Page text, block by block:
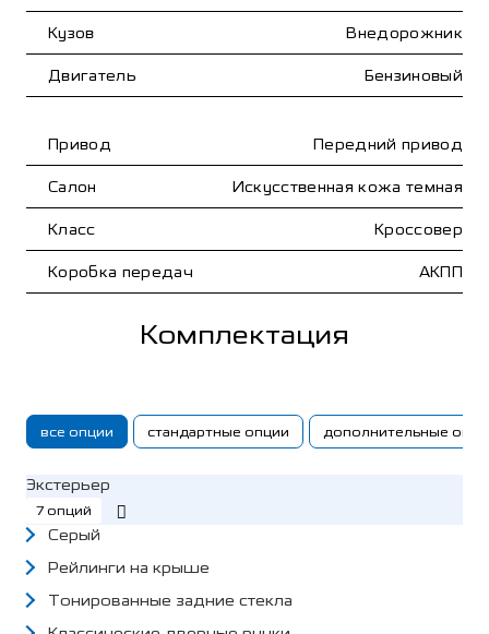
Кузов Внедорожник
Двигатель Бензиновый
Привод Передний привод
Салон Искусственная кожа темная
Класс Кроссовер
Коробка передач АКПП
Комплектация
все опции стандартные опции дополнительные
Экстерьер
7 опций
Серый
Рейлинги на крыше
Тонированные задние стекла